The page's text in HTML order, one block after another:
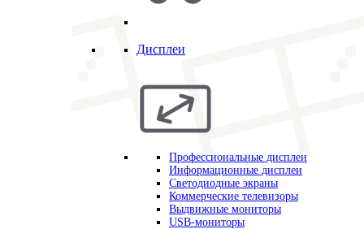
Дисплеи
Профессиональные дисплеи
Информационные дисплеи
Светодиодные экраны
Коммерческие телевизоры
Выдвижные мониторы
USB-мониторы